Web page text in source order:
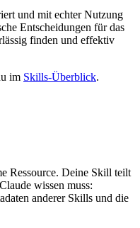
und mit echter Nutzung
Entscheidungen für das
finden und effektiv
im Skills-Überblick.
Ressource. Deine Skill teilt
wissen muss:
anderer Skills und die